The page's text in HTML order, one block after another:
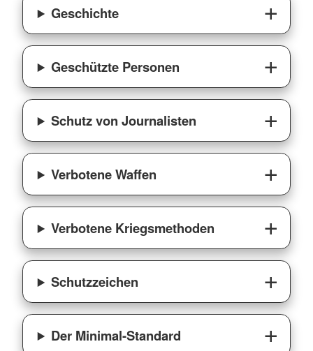
Geschichte
Geschützte Personen
Schutz von Journalisten
Verbotene Waffen
Verbotene Kriegsmethoden
Schutzzeichen
Der Minimal-Standard